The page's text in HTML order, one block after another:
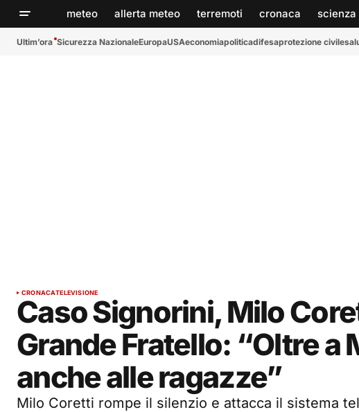
meteo allerta meteo terremoti cronaca scienza
Ultim’ora Sicurezza NazionaleEuropaUSAeconomiapoliticadifesaprotezione civile
CRONACATELEVISIONE
Caso Signorini, Milo
Grande Fratello: “Oltre
anche alle ragazze”
Milo Coretti rompe il silenzio e attacca il sistema